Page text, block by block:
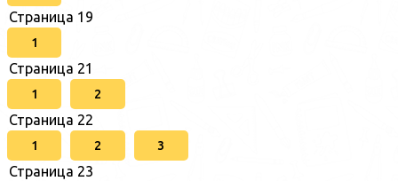
Страница 19
1
Страница 21
1 2
Страница 22
1 2 3
Страница 23